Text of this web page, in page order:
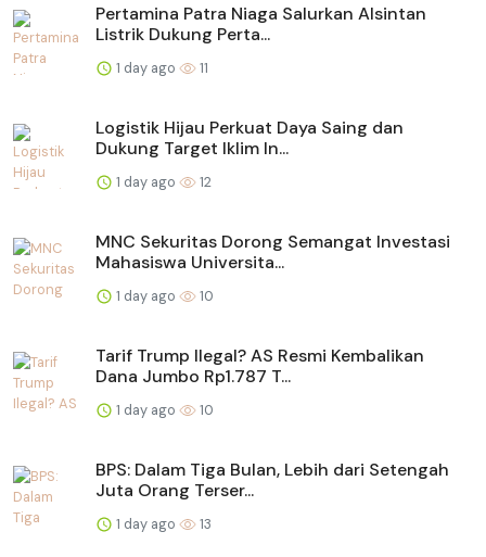
Pertamina Patra Niaga Salurkan Alsintan
Listrik Dukung Perta...
1 day ago 11
Logistik Hijau Perkuat Daya Saing dan
Dukung Target Iklim In...
1 day ago 12
MNC Sekuritas Dorong Semangat Investasi
Mahasiswa Universita...
1 day ago 10
Tarif Trump Ilegal? AS Resmi Kembalikan
Dana Jumbo Rp1.787 T...
1 day ago 10
BPS: Dalam Tiga Bulan, Lebih dari Setengah
Juta Orang Terser...
1 day ago 13